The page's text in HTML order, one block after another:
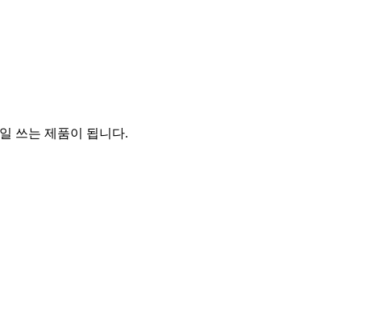
쓰는 제품이 됩니다.